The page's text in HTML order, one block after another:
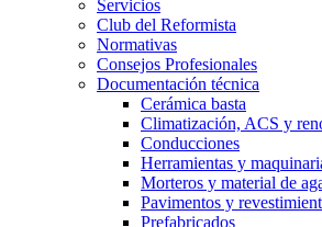
Servicios
Club del Reformista
Normativas
Consejos Profesionales
Documentación técnica
Cerámica basta
Climatización, ACS y
Conducciones
Herramientas y
Morteros y material de
Pavimentos y
Prefabricados